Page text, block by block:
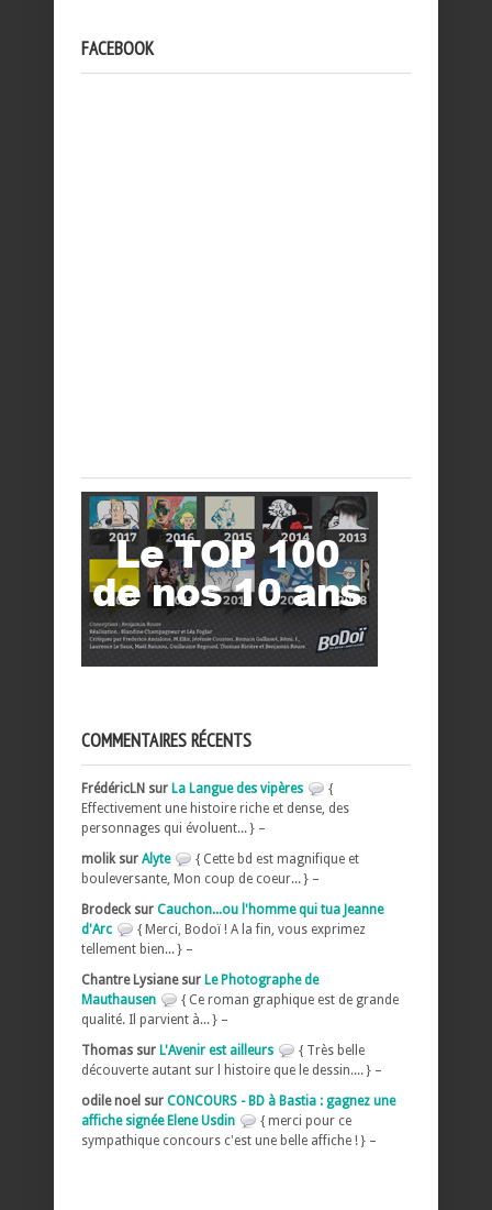
FACEBOOK
COMMENTAIRES RÉCENTS
FrédéricLN sur La Langue des vipères
{
Effectivement une histoire riche et dense, des
personnages qui évoluent... } –
molik sur Alyte
{ Cette bd est magnifique et
bouleversante, Mon coup de coeur... } –
Brodeck sur Cauchon...ou l'homme qui tua Jeanne
d'Arc
{ Merci, Bodoï ! A la fin, vous exprimez
tellement bien... } –
Chantre Lysiane sur Le Photographe de
Mauthausen
{ Ce roman graphique est de grande
qualité. Il parvient à... } –
Thomas sur L'Avenir est ailleurs
{ Très belle
découverte autant sur l histoire que le dessin.... } –
odile noel sur CONCOURS - BD à Bastia : gagnez une
affiche signée Elene Usdin
{ merci pour ce
sympathique concours c'est une belle affiche ! } –